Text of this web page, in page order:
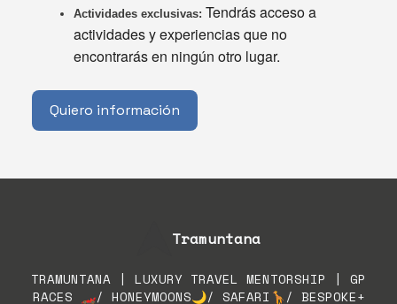
Actividades exclusivas: Tendrás acceso a
actividades y experiencias que no
encontrarás en ningún otro lugar.
Quiero información
Tramuntana
TRAMUNTANA | LUXURY TRAVEL MENTORSHIP | GP
RACES 🏎/ HONEYMOONS🌙/ SAFARI🦒/ BESPOKE+